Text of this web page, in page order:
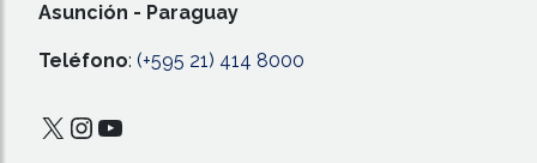
Asunción - Paraguay
Teléfono: (+595 21) 414 8000
X Instagram
YouTube